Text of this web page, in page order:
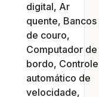
digital, Ar
quente, Bancos
de couro,
Computador de
bordo, Controle
automático de
velocidade,